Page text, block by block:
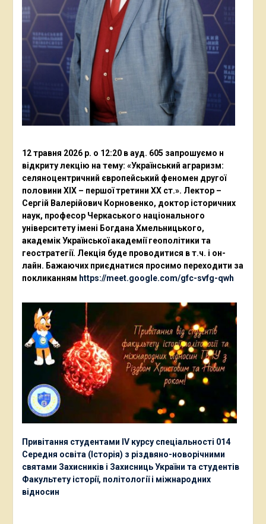
12 травня 2026 р. о 12:20 в ауд. 605 запрошуємо н
відкриту лекцію на тему: «Український аграризм:
селяноцентричний європейський феномен другої
половини ХІХ – першої третини ХХ ст.». Лектор –
Сергій Валерійович Корновенко, доктор історичних
наук, професор Черкаського національного
університету імені Богдана Хмельницького,
академік Української академії геополітики та
геостратегії. Лекція буде проводитися в т.ч. і он-
лайн. Бажаючих приєднатися просимо переходити за
покликанням https://meet.google.com/gfc-svfg-qwh
Привітання студентами ІV курсу спеціальності 014
Середня освіта (Історія) з різдвяно-новорічними
святами Захисників і Захисниць України та студентів
Факультету історії, політології і міжнародних
відносин